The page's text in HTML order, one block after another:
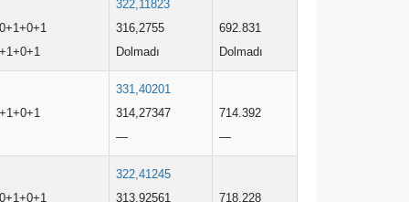
322,11823
316,2755
Dolmadı
692.831
Dolmadı
331,40201
314,27347
—
714.392
—
322,41245
313,92561
718.228